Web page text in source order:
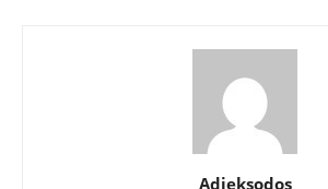
Adieksodos